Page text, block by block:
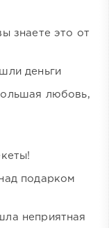
знаете это от
деньги
любовь,
подарком
неприятная